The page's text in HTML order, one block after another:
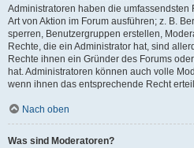
Administratoren haben die umfassendsten
Art von Aktion im Forum ausführen; z. B.
sperren, Benutzergruppen erstellen,
Rechte, die ein Administrator hat, sind
Rechte ihnen ein Gründer des Forums
hat. Administratoren können auch volle
wenn ihnen das entsprechende Recht
Nach oben
Was sind Moderatoren?